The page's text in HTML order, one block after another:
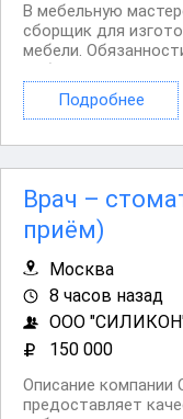
В мебельную
сборщик для
мебели.
мебели по
фанерой и другими
кромление и
Подробнее
Врач –
приём)
Москва
8 часов назад
ООО
150 000
Описание компании
предоставляет